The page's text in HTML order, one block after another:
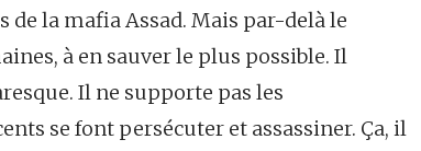
la mafia Assad. Mais par-delà le
à en sauver le plus possible. Il
Il ne supporte pas les
se font persécuter et assassiner. Ça, il